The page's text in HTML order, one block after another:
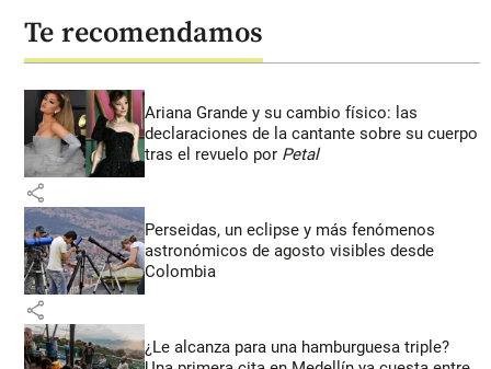
Te recomendamos
Ariana Grande y su cambio físico: las
declaraciones de la cantante sobre su cuerpo
tras el revuelo por Petal
share
Perseidas, un eclipse y más fenómenos
astronómicos de agosto visibles desde
Colombia
share
¿Le alcanza para una hamburguesa triple?